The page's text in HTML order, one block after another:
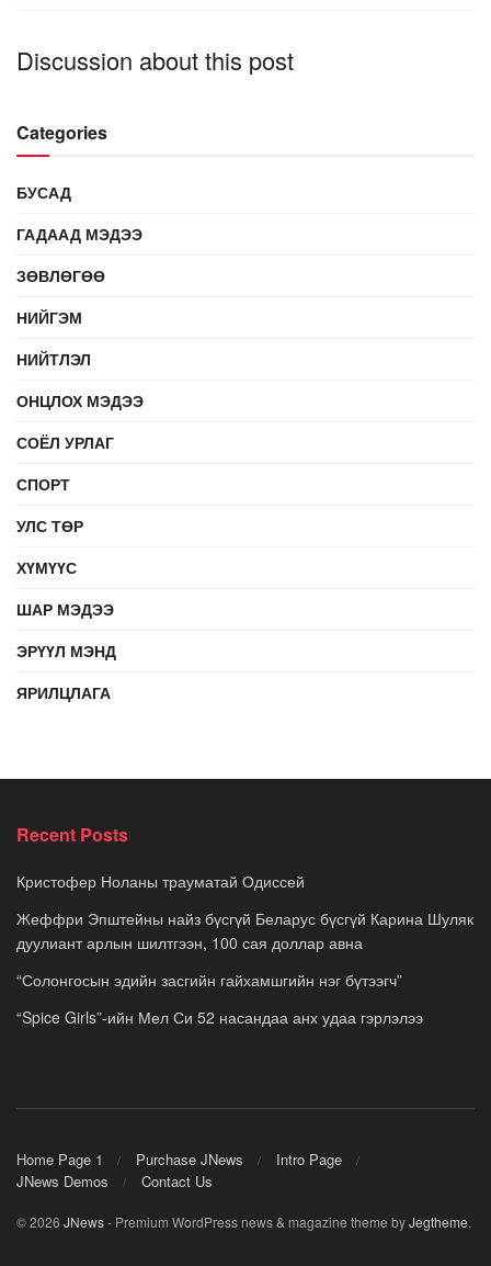
Discussion about this post
Categories
БУСАД
ГАДААД МЭДЭЭ
ЗӨВЛӨГӨӨ
НИЙГЭМ
НИЙТЛЭЛ
ОНЦЛОХ МЭДЭЭ
СОЁЛ УРЛАГ
СПОРТ
УЛС ТӨР
ХҮМҮҮС
ШАР МЭДЭЭ
ЭРҮҮЛ МЭНД
ЯРИЛЦЛАГА
Recent Posts
Кристофер Ноланы трауматай Одиссей
Жеффри Эпштейны найз бүсгүй Беларус бүсгүй Карина Шуляк
дуулиант арлын шилтгээн, 100 сая доллар авна
“Солонгосын эдийн засгийн гайхамшгийн нэг бүтээгч”
“Spice Girls”-ийн Мел Си 52 насандаа анх удаа гэрлэлээ
Home Page 1 Purchase JNews
Intro Page
JNews Demos
Contact Us
© 2026 JNews- Premium WordPress news & magazine theme byJegtheme.